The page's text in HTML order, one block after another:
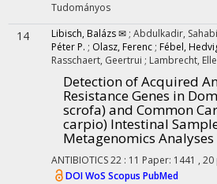
Tudományos
14 Libisch, Balázs ✉ ; Abdulkadir, Sahabi
Péter P. ; Olasz, Ferenc ; Fébel,
Rasschaert, Geertrui ; Lambrecht,
Detection of Acquired
Resistance Genes in
scrofa) and Common
carpio) Intestinal
Metagenomics
ANTIBIOTICS22 : 11 Paper: 1441 , 20
DOIWoS Scopus PubMed